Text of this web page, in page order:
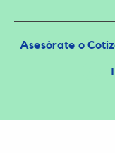
Asesórate o